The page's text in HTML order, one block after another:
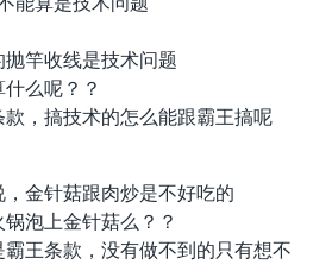
竿收线是技术问题
么呢？？
，搞技术的怎么能跟霸王搞呢
金针菇跟肉炒是不好吃的
泡上金针菇么？？
王条款，没有做不到的只有想不